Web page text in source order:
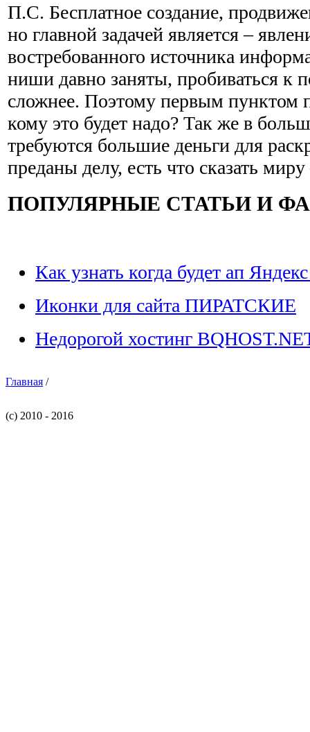
П.С. Бесплатное создание,
но главной задачей является –
востребованного источника
ниши давно заняты, пробиваться к
сложнее. Поэтому первым пунктом
кому это будет надо? Так же в
требуются большие деньги для
преданы делу, есть что сказать
ПОПУЛЯРНЫЕ СТАТЬИ И
Как узнать когда будет ап
Иконки для сайта ПИРАТСКИЕ
Недорогой хостинг
Главная /
(c) 2010 - 2016